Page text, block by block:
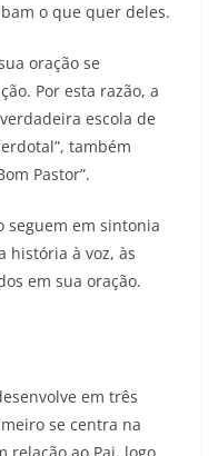
o que quer deles.
oração se
Por esta razão, a
escola de
também
Pastor”.
seguem em sintonia
história à voz, às
em sua oração.
em três
se centra na